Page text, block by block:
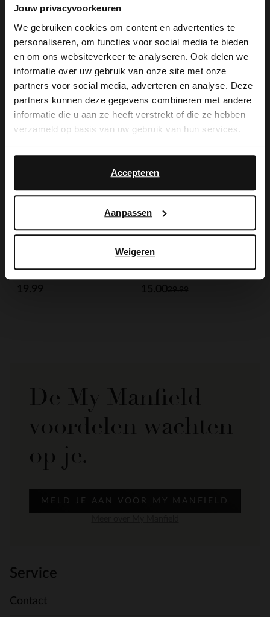
Jouw privacyvoorkeuren
We gebruiken cookies om content en advertenties te
personaliseren, om functies voor social media te bieden
en om ons websiteverkeer te analyseren. Ook delen we
informatie over uw gebruik van onze site met onze
partners voor social media, adverteren en analyse. Deze
partners kunnen deze gegevens combineren met andere
informatie die u aan ze heeft verstrekt of die ze hebben
verzameld op basis van uw gebruik van hun services.
Accepteren
Aanpassen
Weigeren
Zwarte leren portemonnee
29.99
Zwart leren pasjeshouder
39.99
Portemonnee met leopard print
19.99
Manfield
Zwarte leren portemonnee
15.00
-50%
-10% EXTRA
De My Manfield
voordelen wachten
op je.
MELD JE AAN VOOR MY MANFIELD
Service
Contact
×
View this website in English?
It looks like your language isn't Dutch. Would
you like to switch to English?
English